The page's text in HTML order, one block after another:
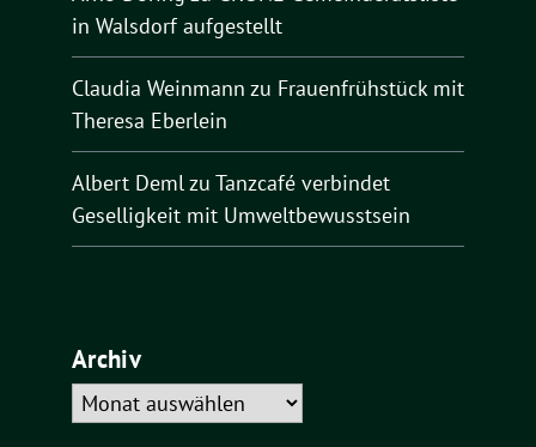
in Walsdorf aufgestellt
Claudia Weinmann zu Frauenfrühstück mit
Theresa Eberlein
Albert Demlzu Tanzcafé verbindet
Geselligkeit mit Umweltbewusstsein
Archiv
Archiv